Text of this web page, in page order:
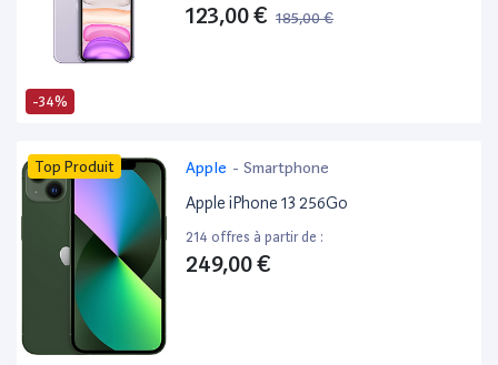
-34%
123,00 € 185,00 €
Top Produit Apple - Smartphone
Apple iPhone 13 256Go
214 offres à partir de :
249,00 €